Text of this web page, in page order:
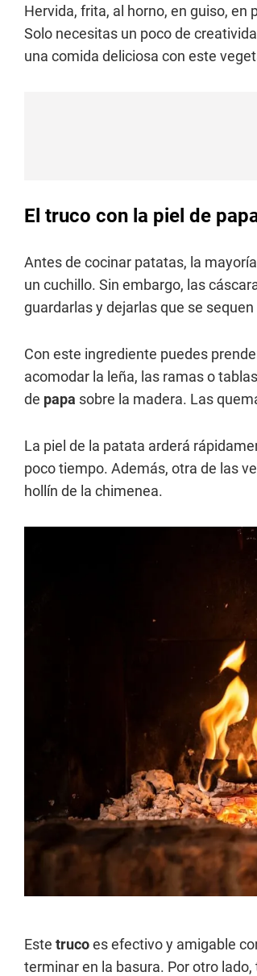
Hervida, frita, al horno, en guiso,
Solo necesitas un poco de
una comida deliciosa con este
El truco con la piel de
Antes de cocinar patatas, la
un cuchillo. Sin embargo, las
guardarlas y dejarlas que se
Con este ingrediente puedes
acomodar la leña, las ramas o
de papa sobre la madera. Las
La piel de la patata arderá
poco tiempo. Además, otra de las
hollín de la chimenea.
Este trucoes efectivo y amigable
terminar en la basura. Por otro